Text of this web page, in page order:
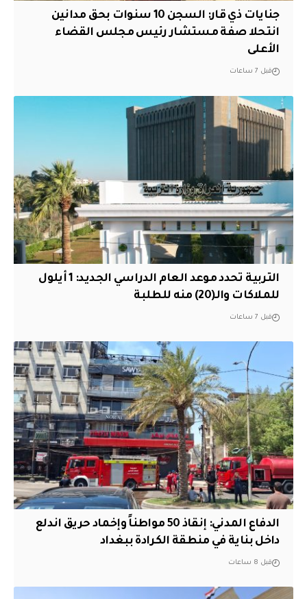
جنايات ذي قار: السجن 10 سنوات بحق مدانين
انتحلا صفة مستشار رئيس مجلس القضاء
الأعلى
قبل 7 ساعات
التربية تحدد موعد العام الدراسي الجديد: 1 أيلول
للملاكات والـ(20) منه للطلبة
قبل 7 ساعات
الدفاع المدني: إنقاذ 50 مواطناً وإخماد حريق اندلع
داخل بناية في منطقة الكرادة ببغداد
قبل 8 ساعات